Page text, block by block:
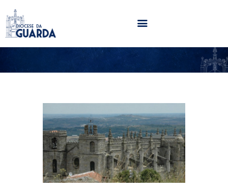
HOME
PARÓQUIAS
NOTÍCIAS
AGENDA
MULTIMÉDIA
SENTIR COM A IGREJA